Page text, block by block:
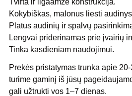
Tvirta ir ilgaamžė konstrukcija.
Kokybiškas, malonus liesti
Platus audinių ir spalvų
Lengvai priderinamas prie įvairių
Tinka kasdieniam naudojimui.
Prekės pristatymas trunka apie
turime gaminį iš jūsų
gali užtrukti vos 1–7 dienas.